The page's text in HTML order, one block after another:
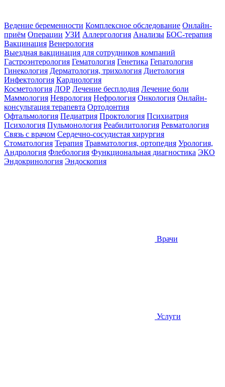
Ведение беременности Комплексное обследование Онлайн-
приём Операции УЗИ Аллергология Анализы БОС-терапия
Вакцинация Венерология
Выездная вакцинация для сотрудников компаний
Гастроэнтерология Гематология Генетика Гепатология
Гинекология Дерматология, трихология Диетология
Инфектология Кардиология
Косметология ЛОР Лечение бесплодия Лечение боли
Маммология Неврология Нефрология Онкология Онлайн-
консультация терапевта Ортодонтия
Офтальмология Педиатрия Проктология Психиатрия
Психология Пульмонология Реабилитология Ревматология
Связь с врачом Сердечно-сосудистая хирургия
Стоматология Терапия Травматология, ортопедия Урология,
Андрология Флебология Функциональная диагностика ЭКО
Эндокринология Эндоскопия
Врачи
Услуги